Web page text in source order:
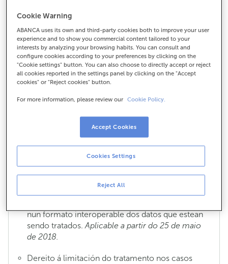
datos persoais?
Cales son os meus dereitos en relación
ó tratamento dos meus datos persoais?
Son os que establece a normativa de protección de
Dereito de acceso: coñecer que tipo de datos
estamos tratando e as características do
tratamento que estamos levando a cabo.
Dereito de rectificación: poder solicitar a
nun formato interoperable dos datos que estean
sendo tratados.Aplicable a partir do 25 de maio
de 2018.
Dereito á limitación do tratamento nos casos
Cookie Warning
ABANCA uses its own and third-party cookies both to improve your user
experience and to show you commercial content tailored to your
interests by analyzing your browsing habits. You can consult and
configure cookies according to your preferences by clicking on the
"Cookie settings" button. You can also choose to directly accept or reject
all cookies reported in the settings panel by clicking on the "Accept
cookies" or "Reject cookies" button.
For more information, please review our Cookie Policy.
Reject All
Cookies Settings
Accept Cookies